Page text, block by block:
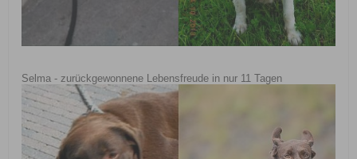
Selma - zurückgewonnene Lebensfreude in nur 11 Tagen